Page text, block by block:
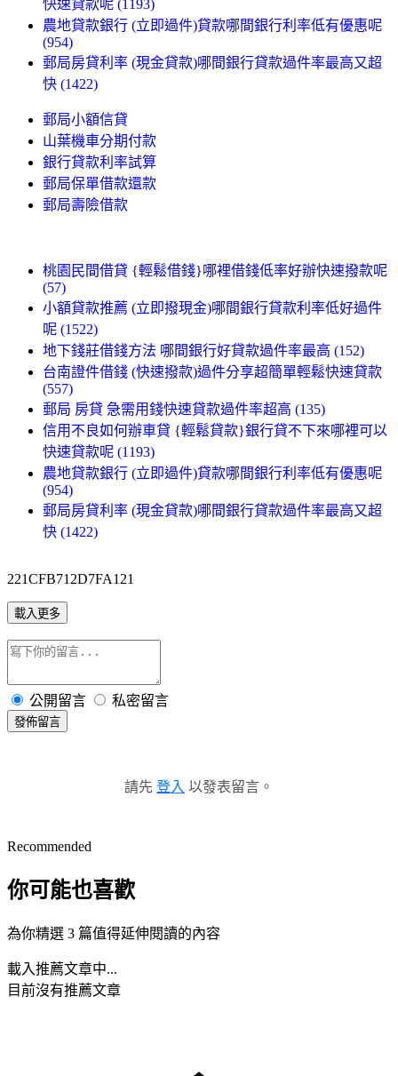
快速貸款呢 (1193)
農地貸款銀行 (立即過件)貸款哪間銀行利率低有優惠呢
(954)
郵局房貸利率 (現金貸款)哪間銀行貸款過件率最高又超
快 (1422)
郵局小額信貸
山葉機車分期付款
銀行貸款利率試算
郵局保單借款還款
郵局壽險借款
桃園民間借貸 {輕鬆借錢}哪裡借錢低率好辦快速撥款呢
(57)
小額貸款推薦 (立即撥現金)哪間銀行貸款利率低好過件
呢 (1522)
地下錢莊借錢方法 哪間銀行好貸款過件率最高 (152)
台南證件借錢 (快速撥款)過件分享超簡單輕鬆快速貸款
(557)
郵局 房貸 急需用錢快速貸款過件率超高 (135)
信用不良如何辦車貸 {輕鬆貸款}銀行貸不下來哪裡可以
快速貸款呢 (1193)
農地貸款銀行 (立即過件)貸款哪間銀行利率低有優惠呢
(954)
郵局房貸利率 (現金貸款)哪間銀行貸款過件率最高又超
快 (1422)
221CFB712D7FA121
載入更多
公開留言 私密留言
發佈留言
請先 登入 以發表留言。
Recommended
你可能也喜歡
為你精選 3 篇值得延伸閱讀的內容
載入推薦文章中...
目前沒有推薦文章